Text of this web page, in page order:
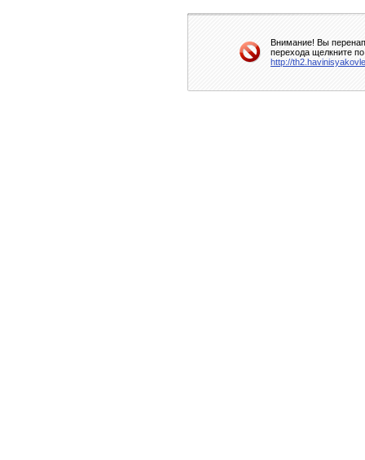
Внимание! Вы
перехода щелкните
http://